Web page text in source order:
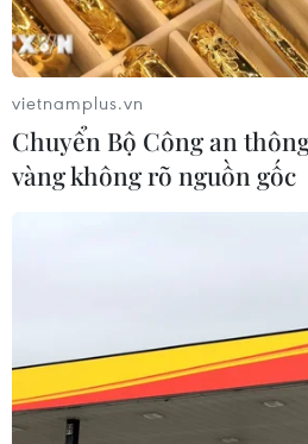
vietnamplus.vn
Chuyển Bộ Công an
vàng không rõ nguồn gốc